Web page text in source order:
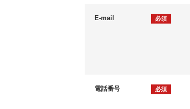
E-mail 必須
電話番号 必須